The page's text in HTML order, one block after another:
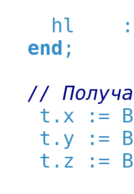
hl
end ;
//
t.x :=
t.y :=
t.z :=